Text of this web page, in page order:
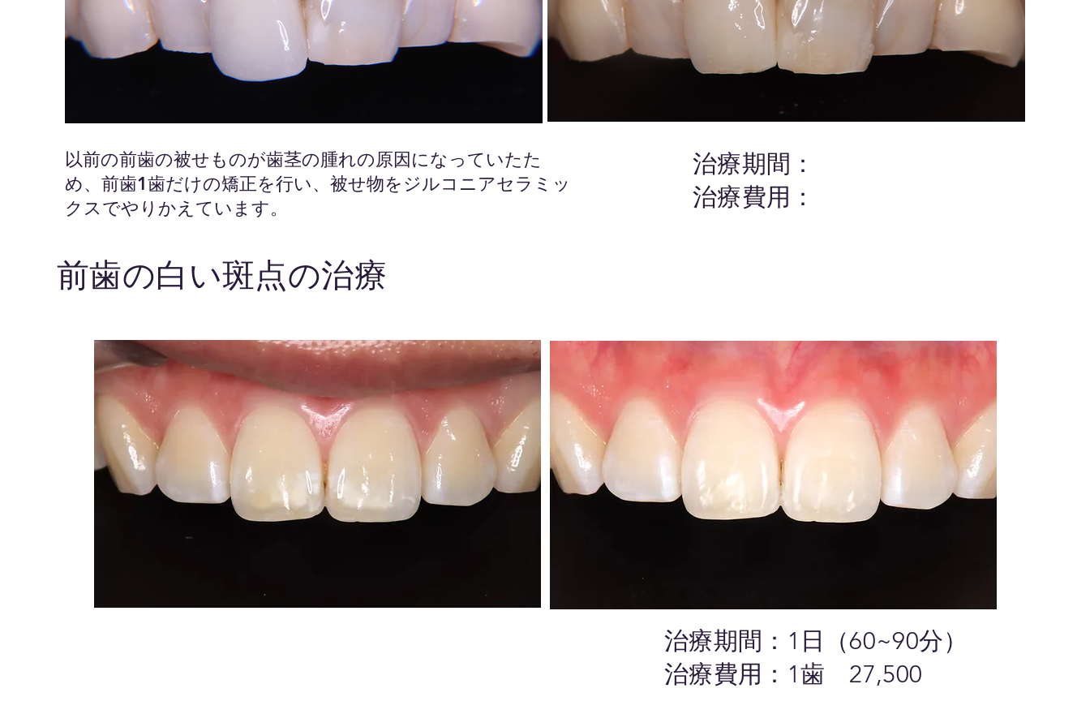
以前の前歯の被せものが歯茎の腫れの原因になっていたた
め、前歯1歯だけの矯正を行い、被せ物をジルコニアセラミッ
クスでやりかえています。
治療期間：
​治療費用：
前歯の白い斑点の治療
治療期間：1日（60~90分）
​治療費用：1歯 27,500